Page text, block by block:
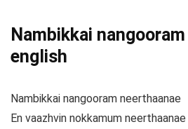
Nambikkai
english
Nambikkai nangooram neerthaanae
En vaazhvin nokkamum neerthaanae